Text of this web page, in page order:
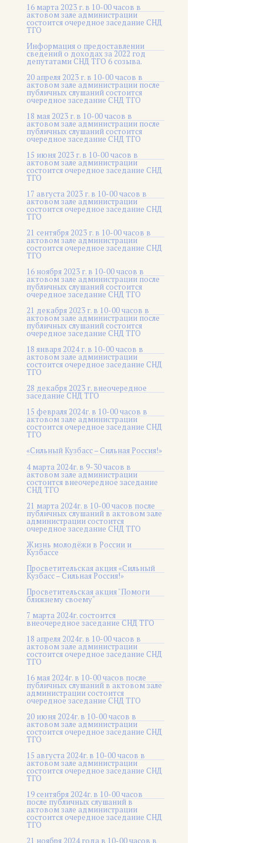
16 марта 2023 г. в 10-00 часов в
актовом зале администрации
состоится очередное заседание СНД
ТГО
Информация о предоставлении
сведений о доходах за 2022 год
депутатами СНД ТГО 6 созыва.
20 апреля 2023 г. в 10-00 часов в
актовом зале администрации после
публичных слушаний состоится
очередное заседание СНД ТГО
18 мая 2023 г. в 10-00 часов в
актовом зале администрации после
публичных слушаний состоится
очередное заседание СНД ТГО
15 июня 2023 г. в 10-00 часов в
актовом зале администрации
состоится очередное заседание СНД
ТГО
17 августа 2023 г. в 10-00 часов в
актовом зале администрации
состоится очередное заседание СНД
ТГО
21 сентября 2023 г. в 10-00 часов в
актовом зале администрации
состоится очередное заседание СНД
ТГО
16 ноября 2023 г. в 10-00 часов в
актовом зале администрации после
публичных слушаний состоится
очередное заседание СНД ТГО
21 декабря 2023 г. в 10-00 часов в
актовом зале администрации после
публичных слушаний состоится
очередное заседание СНД ТГО
18 января 2024 г. в 10-00 часов в
актовом зале администрации
состоится очередное заседание СНД
ТГО
28 декабря 2023 г. внеочередное
заседание СНД ТГО
15 февраля 2024г. в 10-00 часов в
актовом зале администрации
состоится очередное заседание СНД
ТГО
«Сильный Кузбасс – Сильная Россия!»
4 марта 2024г. в 9-30 часов в
актовом зале администрации
состоится внеочередное заседание
СНД ТГО
21 марта 2024г. в 10-00 часов после
публичных слушаний в актовом зале
администрации состоится
очередное заседание СНД ТГО
Жизнь молодёжи в России и
Кузбассе
Просветительская акция «Сильный
Кузбасс – Сильная Россия!»
Просветительская акция "Помоги
ближнему своему"
7 марта 2024г. состоится
внеочередное заседание СНД ТГО
18 апреля 2024г. в 10-00 часов в
актовом зале администрации
состоится очередное заседание СНД
ТГО
16 мая 2024г. в 10-00 часов после
публичных слушаний в актовом зале
администрации состоится
очередное заседание СНД ТГО
20 июня 2024г. в 10-00 часов в
актовом зале администрации
состоится очередное заседание СНД
ТГО
15 августа 2024г. в 10-00 часов в
актовом зале администрации
состоится очередное заседание СНД
ТГО
19 сентября 2024г. в 10-00 часов
после публичных слушаний в
актовом зале администрации
состоится очередное заседание СНД
ТГО
21 ноября 2024 года в 10-00 часов в